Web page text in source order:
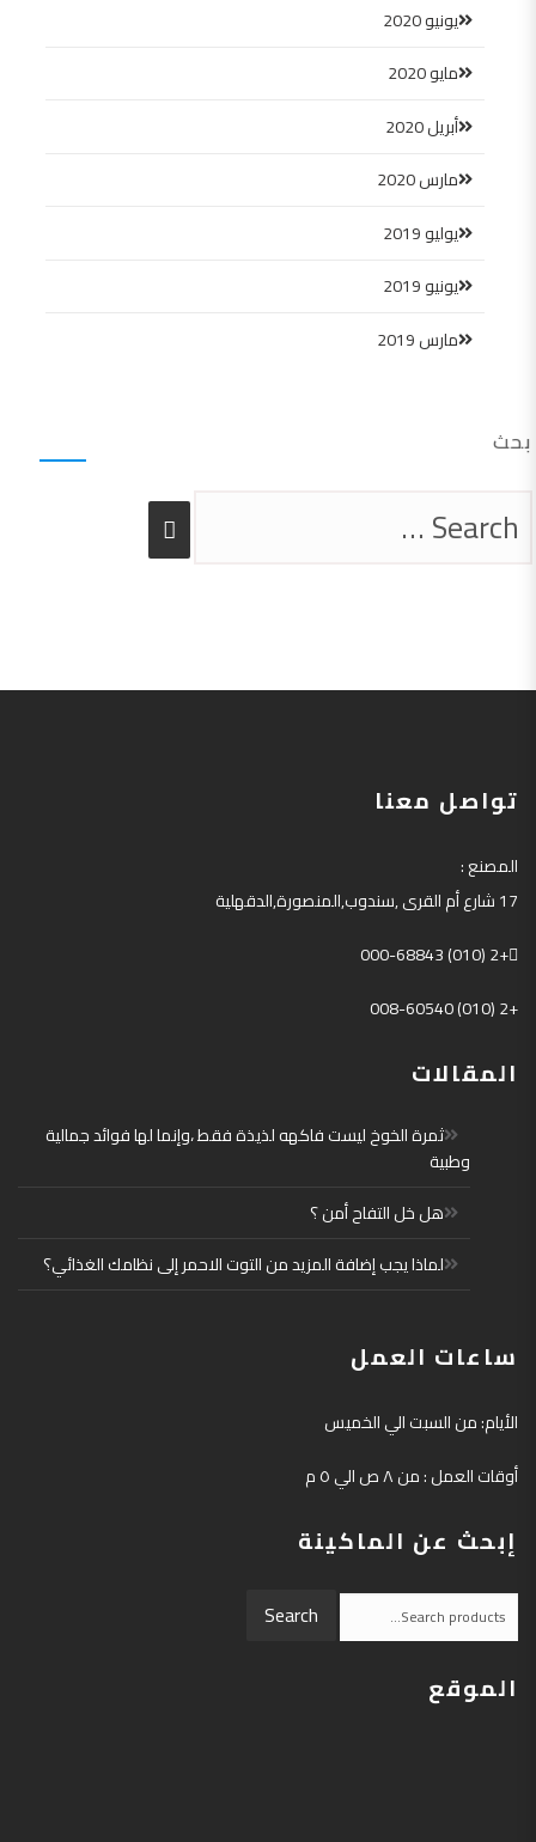
يونيو 2020
مايو 2020
أبريل 2020
مارس 2020
يوليو 2019
يونيو 2019
مارس 2019
بحث
تواصل معنا
المصنع:
17شارع أم القرى,سندوب,المنصورة,الدقهلية
+2 (010) 000-68843
+2 (010) 008-60540
المقالات
ثمرة الخوخ ليست فاكهه لذيذة فقط ،وإنما لها فوائد جمالية
وطبية
هل خل التفاح أمن ؟
لماذا يجب إضافة المزيد من التوت الاحمر إلى نظامك الغذائي؟
ساعات العمل
الأيام: من السبت الي الخميس
أوقات العمل : من ٨ ص الي ٥ م
إبحث عن الماكينة
Search
for:
Search
الموقع